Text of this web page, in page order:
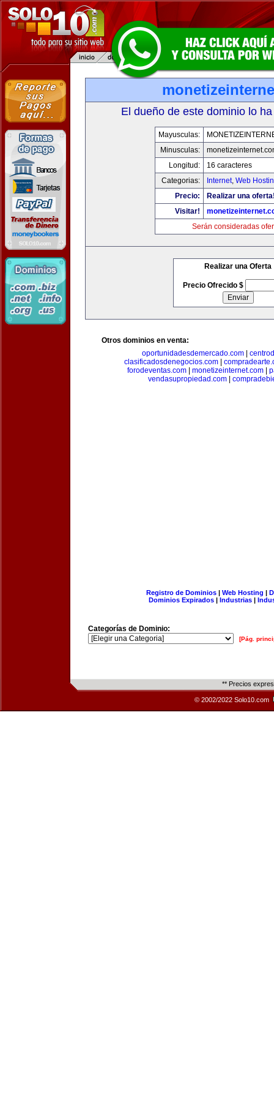
El dueño de este dominio lo
Mayusculas:
Minusculas:
Longitud:
16 caracteres
Categorias:
Internet, Web
Precio:
Realizar una
Visitar!
Serán consideradas
Realizar una Oferta
Precio Ofrecido $
Otros dominios en venta:
oportunidadesdemercado.com
clasificadosdenegocios.com|
forodeventas.com| monetizeinternet.com|
vendasupropiedad.com|
Registro de Dominios| Web Hosting |
Dominios Expirados | Industrias |
Categorías de Dominio:
[Pág.
** Precios
© 2002/2022 Solo10.com